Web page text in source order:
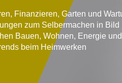
Finanzieren, Garten und
zum Selbermachen in Bild
Bauen, Wohnen, Energie
beim Heimwerken